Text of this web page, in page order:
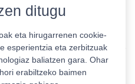
ditugu
eta hirugarrenen cookie-
esperientzia eta zerbitzuak
baliatzen gara. Ohar
erabiltzeko baimen